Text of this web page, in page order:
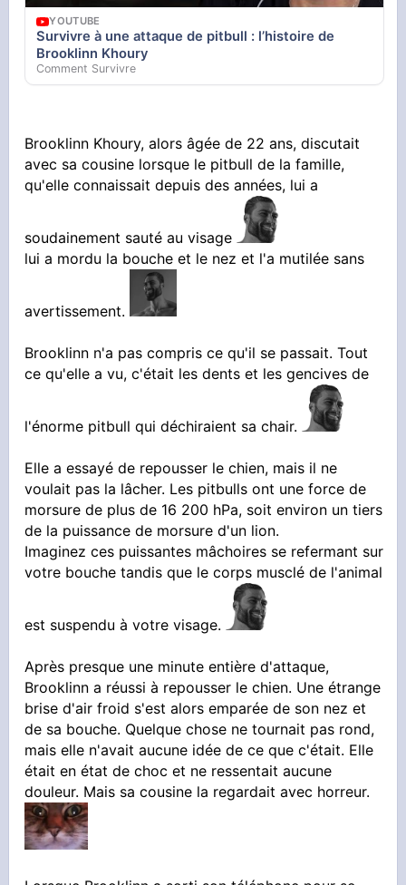
YOUTUBE
Survivre à une attaque de pitbull : l’histoire de
Brooklinn Khoury
Comment Survivre
Brooklinn Khoury, alors âgée de 22 ans, discutait
avec sa cousine lorsque le pitbull de la famille,
qu'elle connaissait depuis des années, lui a
soudainement sauté au visage
lui a mordu la bouche et le nez et l'a mutilée sans
avertissement.
Brooklinn n'a pas compris ce qu'il se passait. Tout
ce qu'elle a vu, c'était les dents et les gencives de
l'énorme pitbull qui déchiraient sa chair.
Elle a essayé de repousser le chien, mais il ne
voulait pas la lâcher. Les pitbulls ont une force de
morsure de plus de 16 200 hPa, soit environ un tiers
de la puissance de morsure d'un lion.
Imaginez ces puissantes mâchoires se refermant sur
votre bouche tandis que le corps musclé de l'animal
est suspendu à votre visage.
Après presque une minute entière d'attaque,
Brooklinn a réussi à repousser le chien. Une étrange
brise d'air froid s'est alors emparée de son nez et
de sa bouche. Quelque chose ne tournait pas rond,
mais elle n'avait aucune idée de ce que c'était. Elle
était en état de choc et ne ressentait aucune
douleur. Mais sa cousine la regardait avec horreur.